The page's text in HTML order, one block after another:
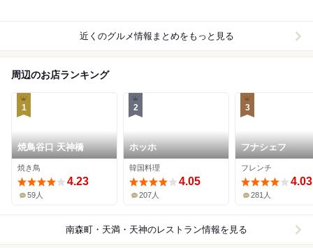
近くのグルメ情報まとめをもっと見る
周辺のお店ランキング
1
焼鳥谷口 天神橋
焼き鳥
4.23
59人
2
ホッホ
韓国料理
4.05
207人
3
フナシェフ
フレンチ
4.03
281人
南森町・天満・天神のレストラン情報を見る